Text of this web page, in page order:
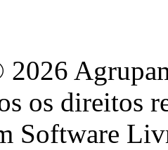
os direitos
Software